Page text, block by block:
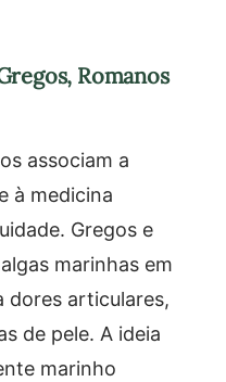
Romanos
associam a
à medicina
Gregos e
marinhas em
dores articulares,
de pele. A ideia
marinho